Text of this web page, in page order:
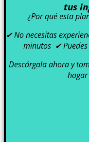
tus
¿Por qué esta
✔ No necesitas
minutos ✔
Descárgala ahora y